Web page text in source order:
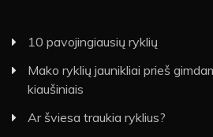
10 pavojingiausių ryklių
Mako ryklių jaunikliai prieš
kiaušiniais
Ar šviesa traukia ryklius?